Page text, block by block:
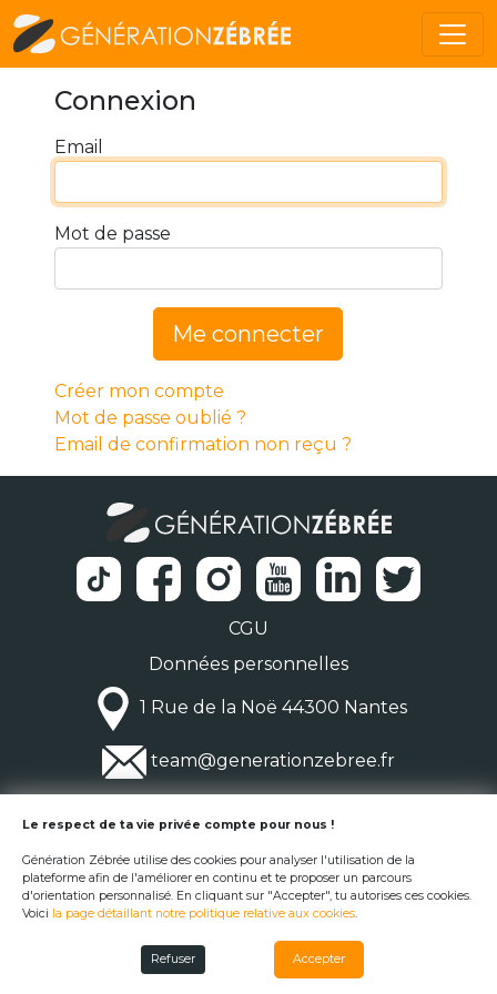
Connexion
Email
Mot de passe
Me connecter
Créer mon compte
Mot de passe oublié ?
Email de confirmation non reçu ?
CGU
Données personnelles
1 Rue de la Noë 44300 Nantes
team@generationzebree.fr
© Génération Zébrée 2026
Le respect de ta vie privée compte pour nous !
Génération Zébrée utilise des cookies pour analyser l'utilisation de la
plateforme afin de l'améliorer en continu et te proposer un parcours
d'orientation personnalisé. En cliquant sur "Accepter", tu autorises ces cookies.
Voici la page détaillant notre politique relative aux cookies.
Refuser Accepter